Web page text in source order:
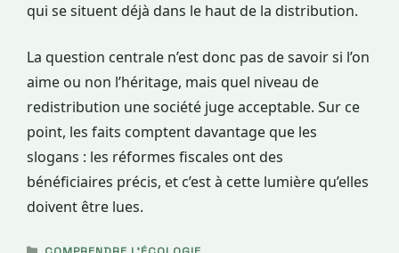
qui se situent déjà dans le haut de la distribution.
La question centrale n’est donc pas de savoir si l’on
aime ou non l’héritage, mais quel niveau de
redistribution une société juge acceptable. Sur ce
point, les faits comptent davantage que les
slogans : les réformes fiscales ont des
bénéficiaires précis, et c’est à cette lumière qu’elles
doivent être lues.
CATÉGORIES